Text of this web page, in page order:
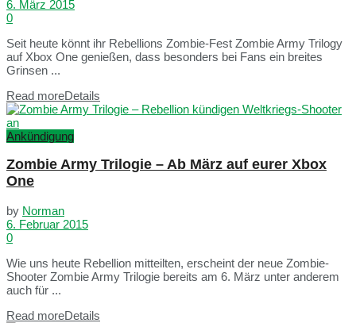
6. März 2015
0
Seit heute könnt ihr Rebellions Zombie-Fest Zombie Army Trilogy
auf Xbox One genießen, dass besonders bei Fans ein breites
Grinsen ...
Read moreDetails
Ankündigung
Zombie Army Trilogie – Ab März auf eurer Xbox
One
by Norman
6. Februar 2015
0
Wie uns heute Rebellion mitteilten, erscheint der neue Zombie-
Shooter Zombie Army Trilogie bereits am 6. März unter anderem
auch für ...
Read moreDetails